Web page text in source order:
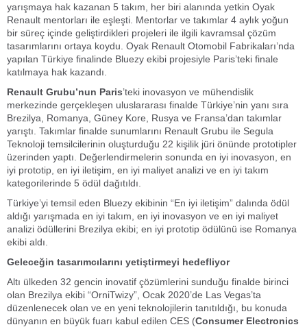
yarışmaya hak kazanan 5 takım, her biri alanında yetkin Oyak
Renault mentorları ile eşleşti. Mentorlar ve takımlar 4 aylık yoğun
bir süreç içinde geliştirdikleri projeleri ile ilgili kavramsal çözüm
tasarımlarını ortaya koydu. Oyak Renault Otomobil Fabrikaları’nda
yapılan Türkiye finalinde Bluezy ekibi projesiyle Paris’teki finale
katılmaya hak kazandı.
Renault Grubu’nun Paris’teki inovasyon ve mühendislik
merkezinde gerçekleşen uluslararası finalde Türkiye’nin yanı sıra
Brezilya, Romanya, Güney Kore, Rusya ve Fransa’dan takımlar
yarıştı. Takımlar finalde sunumlarını Renault Grubu ile Segula
Teknoloji temsilcilerinin oluşturduğu 22 kişilik jüri önünde prototipler
üzerinden yaptı. Değerlendirmelerin sonunda en iyi inovasyon, en
iyi prototip, en iyi iletişim, en iyi maliyet analizi ve en iyi takım
kategorilerinde 5 ödül dağıtıldı.
Türkiye’yi temsil eden Bluezy ekibinin “En iyi iletişim” dalında ödül
aldığı yarışmada en iyi takım, en iyi inovasyon ve en iyi maliyet
analizi ödüllerini Brezilya ekibi; en iyi prototip ödülünü ise Romanya
ekibi aldı.
Geleceğin tasarımcılarını yetiştirmeyi hedefliyor
Altı ülkeden 32 gencin inovatif çözümlerini sunduğu finalde birinci
olan Brezilya ekibi “OrniTwizy”, Ocak 2020’de Las Vegas’ta
düzenlenecek olan ve en yeni teknolojilerin tanıtıldığı, bu konuda
dünyanın en büyük fuarı kabul edilen CES (Consumer Electronics